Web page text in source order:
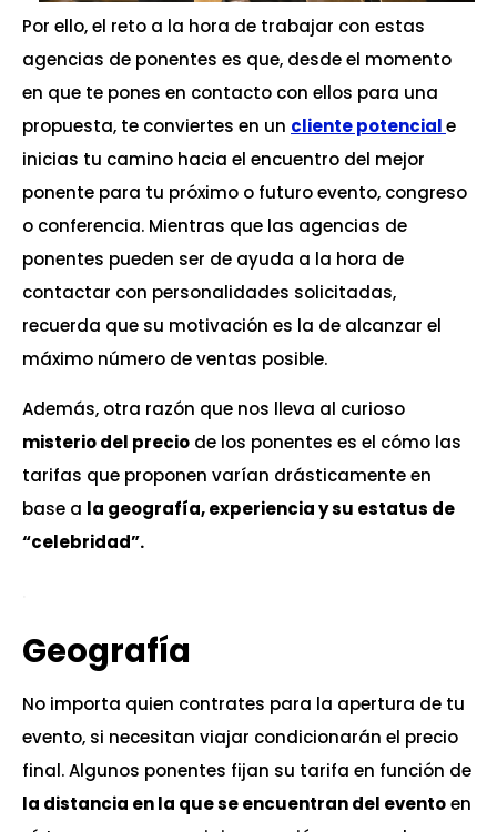
Por ello, el reto a la hora de trabajar con estas
agencias de ponentes es que, desde el momento
en que te pones en contacto con ellos para una
propuesta, te conviertes en un cliente potenciale
inicias tu camino hacia el encuentro del mejor
ponente para tu próximo o futuro evento, congreso
o conferencia. Mientras que las agencias de
ponentes pueden ser de ayuda a la hora de
contactar con personalidades solicitadas,
recuerda que su motivación es la de alcanzar el
máximo número de ventas posible.
Además, otra razón que nos lleva al curioso
misterio del precio de los ponentes es el cómo las
tarifas que proponen varían drásticamente en
base a la geografía, experiencia y su estatus de
“celebridad”.
Geografía
No importa quien contrates para la apertura de tu
evento, si necesitan viajar condicionarán el precio
final. Algunos ponentes fijan su tarifa en función de
la distancia en la que se encuentran del eventoen